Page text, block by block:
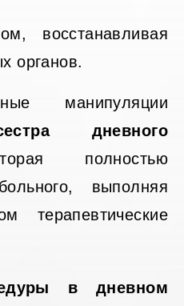
восстанавливая
органов.
манипуляции
дневного
полностью
выполняя
терапевтические
в дневном